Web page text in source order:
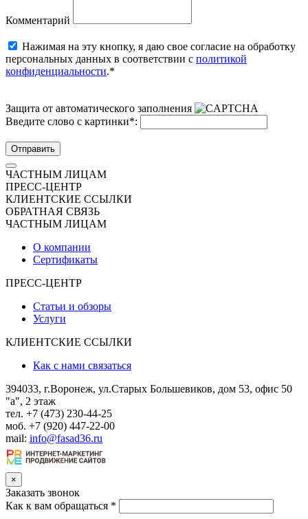
Комментарий
Нажимая на эту кнопку, я даю свое согласие на обработку
персональных данных в соответствии с политикой
конфиденциальности.*
Защита от автоматического заполнения
Введите слово с картинки*:
Отправить
ЧАСТНЫМ ЛИЦАМ
ПРЕСС-ЦЕНТР
КЛИЕНТСКИЕ ССЫЛКИ
ОБРАТНАЯ СВЯЗЬ
ЧАСТНЫМ ЛИЦАМ
О компании
Сертификаты
ПРЕСС-ЦЕНТР
Статьи и обзоры
Услуги
КЛИЕНТСКИЕ ССЫЛКИ
Как с нами связаться
394033, г.Воронеж, ул.Старых Большевиков, дом 53, офис 50
"а", 2 этаж
тел. +7 (473) 230-44-25
моб. +7 (920) 447-22-00
mail: info@fasad36.ru
×
Заказать звонок
Как к вам обращаться *